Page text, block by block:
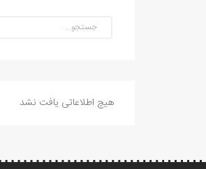
هیچ اطلاعاتی یافت نشد